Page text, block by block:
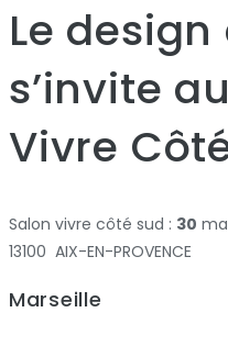
Le
s’invite
Vivre
Salon vivre côté sud : 30
13100 AIX-EN-PROVENCE
Marseille